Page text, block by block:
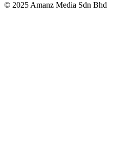
© 2025 Amanz Media Sdn Bhd